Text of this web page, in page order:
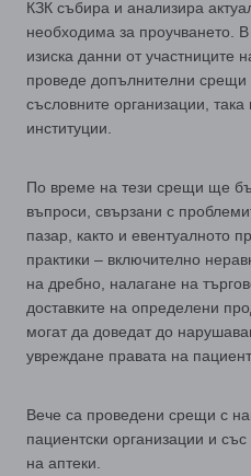
КЗК събира и анализира
необходима за проучването.
изиска данни от участниците
проведе допълнителни срещи
съсловните организации,
институции.
По време на тези срещи ще
въпроси, свързани с
пазар, както и евентуалното
практики – включително
на дребно, налагане на
доставките на определени
могат да доведат до
увреждане правата на
Вече са проведени срещи с
пациентски организации и
на аптеки.